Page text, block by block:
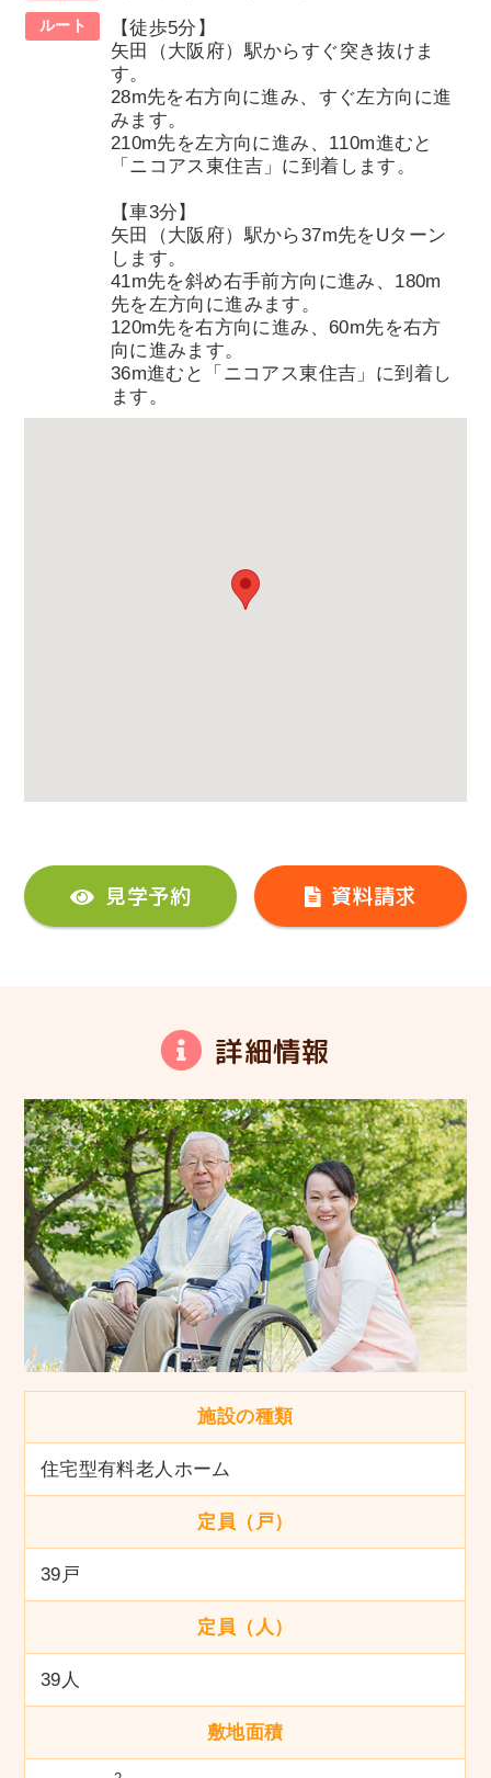
ルート
【徒歩5分】
矢田（大阪府）駅からすぐ突き抜けま
す。
28m先を右方向に進み、すぐ左方向に進
みます。
210m先を左方向に進み、110m進むと
「ニコアス東住吉」に到着します。
【車3分】
矢田（大阪府）駅から37m先をUターン
します。
41m先を斜め右手前方向に進み、180m
先を左方向に進みます。
120m先を右方向に進み、60m先を右方
向に進みます。
36m進むと「ニコアス東住吉」に到着し
ます。
見学予約 資料請求
詳細情報
施設の種類
住宅型有料老人ホーム
定員（戸）
39戸
定員（人）
39人
敷地面積